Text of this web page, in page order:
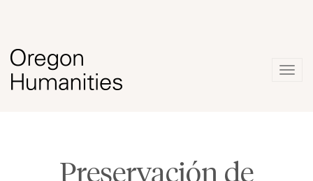
Preservación de